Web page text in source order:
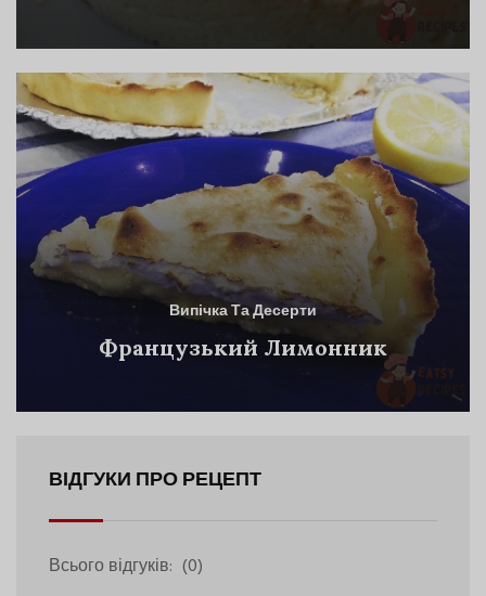
Випічка Та Десерти
Французький Лимонник
ВІДГУКИ ПРО РЕЦЕПТ
Всього відгуків: (0)